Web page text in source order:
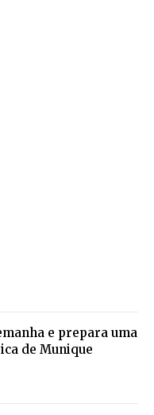
e prepara uma
de Munique